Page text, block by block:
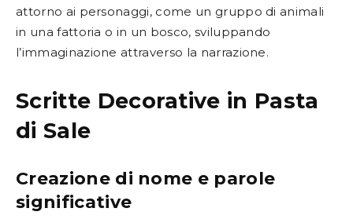
attorno ai personaggi, come un gruppo di animali
in una fattoria o in un bosco, sviluppando
l’immaginazione attraverso la narrazione.
Scritte Decorative in Pasta
di Sale
Creazione di nome e parole
significative